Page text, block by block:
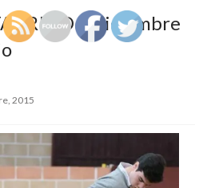
2 diciembre
2015